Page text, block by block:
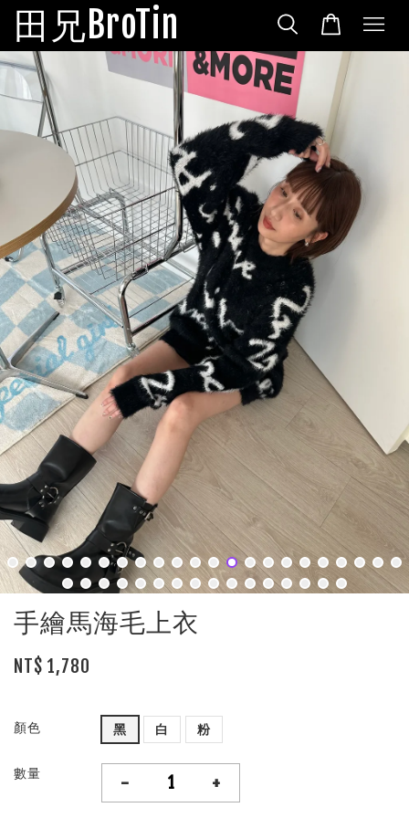
田兄BroTin
手繪馬海毛上衣
NT$ 1,780
顏色 黑 白 粉
數量 - +